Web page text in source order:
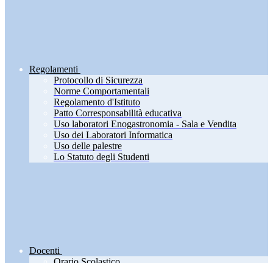
Regolamenti
Protocollo di Sicurezza
Norme Comportamentali
Regolamento d'Istituto
Patto Corresponsabilità educativa
Uso laboratori Enogastronomia - Sala e Vendita
Uso dei Laboratori Informatica
Uso delle palestre
Lo Statuto degli Studenti
Docenti